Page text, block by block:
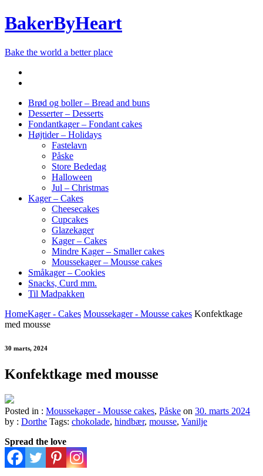
BakerByHeart
Bake the world a better place
Brød og boller – Bread and buns
Desserter – Desserts
Fondantkager – Fondant cakes
Højtider – Holidays
Fastelavn
Påske
Store Bededag
Halloween
Jul – Christmas
Kager – Cakes
Cheesecakes
Cupcakes
Glazekager
Kager – Cakes
Mindre Kager – Smaller cakes
Moussekager – Mousse cakes
Småkager – Cookies
Snacks, Curd mm.
Til Madpakken
HomeKager - Cakes Moussekager - Mousse cakes Konfektkage
med mousse
30 marts, 2024
Konfektkage med mousse
Posted in : Moussekager - Mousse cakes, Påske on 30. marts 2024
by : Dorthe Tags: chokolade, hindbær, mousse, Vanilje
Spread the love